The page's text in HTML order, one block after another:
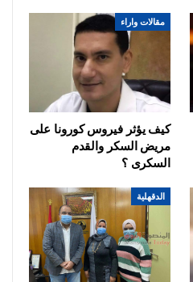
مقالات واراء
كيف يؤثر فيروس كورونا على
مريض السكر والقدم
السكرى ؟
الدقهلية